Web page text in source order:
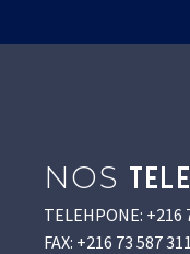
NOS
TELEHPONE: +216
FAX: +216 73 587 311